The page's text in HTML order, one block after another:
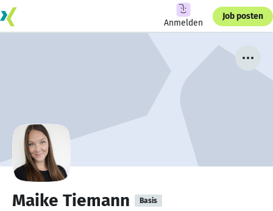
Anmelden
Job posten
Maike Tiemann Basis